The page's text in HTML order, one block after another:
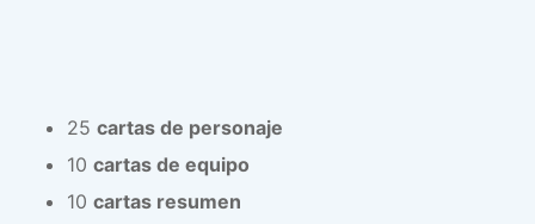
25 cartas de personaje
10 cartas de equipo
10 cartas resumen